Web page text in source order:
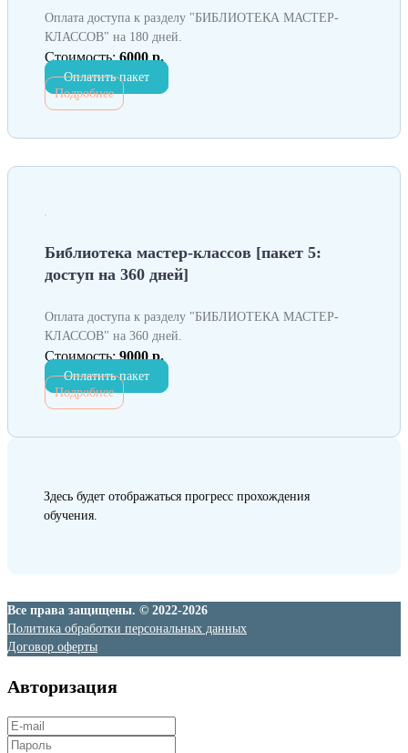
Оплата доступа к разделу "БИБЛИОТЕКА МАСТЕР-
КЛАССОВ" на 180 дней.
Стоимость: 6000 р.
Оплатить пакет
Подробнее
Библиотека мастер-классов [пакет 5:
доступ на 360 дней]
Оплата доступа к разделу "БИБЛИОТЕКА МАСТЕР-
КЛАССОВ" на 360 дней.
Стоимость: 9000 р.
Оплатить пакет
Подробнее
Здесь будет отображаться прогресс прохождения
обучения.
Все права защищены. © 2022-2026
Политика обработки персональных данных
Договор оферты
Авторизация